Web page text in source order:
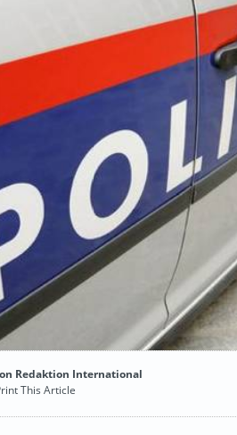
Redaktion International
This Article